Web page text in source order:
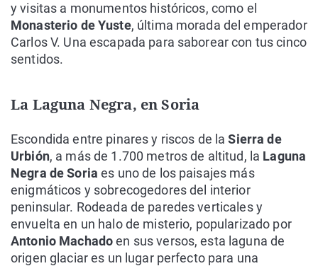
y visitas a monumentos históricos, como el
Monasterio de Yuste, última morada del emperador
Carlos V. Una escapada para saborear con tus cinco
sentidos.
La Laguna Negra, en Soria
Escondida entre pinares y riscos de laSierra de
Urbión, a más de 1.700 metros de altitud, la Laguna
Negra de Soria es uno de los paisajes más
enigmáticos y sobrecogedores del interior
peninsular. Rodeada de paredes verticales y
envuelta en un halo de misterio, popularizado por
Antonio Machadoen sus versos, esta laguna de
origen glaciar es un lugar perfecto para una